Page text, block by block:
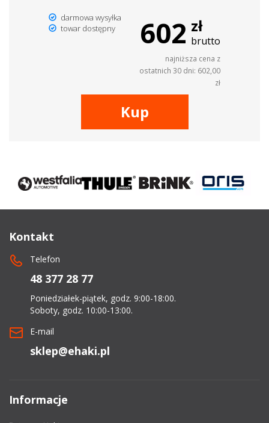
darmowa wysyłka
towar dostępny
602 zł
brutto
najniższa cena z
ostatnich 30 dni: 602,00
zł
Kup
Kontakt
Telefon
48 377 28 77
Poniedziałek-piątek, godz. 9:00-18:00.
Soboty, godz. 10:00-13:00.
E-mail
sklep@ehaki.pl
Informacje